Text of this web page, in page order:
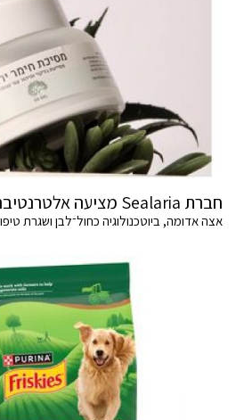
חברת Sealaria מציעה אלטרנטיבה מדעית לשוק הטיפוח
אצה אדומה, ביוטכנולוגיה כחול־לבן ושגרת